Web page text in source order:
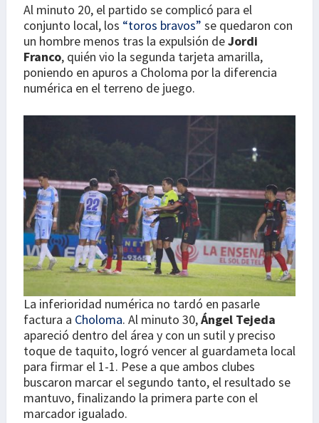
Al minuto 20, el partido se complicó para el
conjunto local, los “toros bravos” se quedaron con
un hombre menos tras la expulsión deJordi
Franco, quién vio la segunda tarjeta amarilla,
poniendo en apuros a Choloma por la diferencia
numérica en el terreno de juego.
La inferioridad numérica no tardó en pasarle
factura a Choloma. Al minuto 30,Ángel Tejeda
apareció dentro del área y con un sutil y preciso
toque de taquito, logró vencer al guardameta local
para firmar el 1-1. Pese a que ambos clubes
buscaron marcar el segundo tanto, el resultado se
mantuvo, finalizando la primera parte con el
marcador igualado.